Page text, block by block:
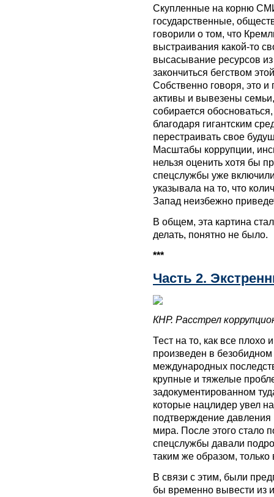
Скупленные на корню
государственные,
говорили о том, что
выстраивания какой-то
высасывание ресурсов
закончиться бегством
Собственно говоря, это
активы и вывезены
собирается
благодаря гигантским
перестраивать свое
Масштабы коррупции,
нельзя оценить хотя бы
спецслужбы уже
указывала на то, что
Запад неизбежно
В общем, эта картина
делать, понятно не было.
***
Часть 2.
КНР. Расстрел
Тест на то, как все плохо
произведен в
международных
крупные и тяжелые
задокументированном
которые нацлидер увел
подтверждение давления
мира. После этого стало
спецслужбы давали
таким же образом,
В связи с этим, были
бы временно вывести из